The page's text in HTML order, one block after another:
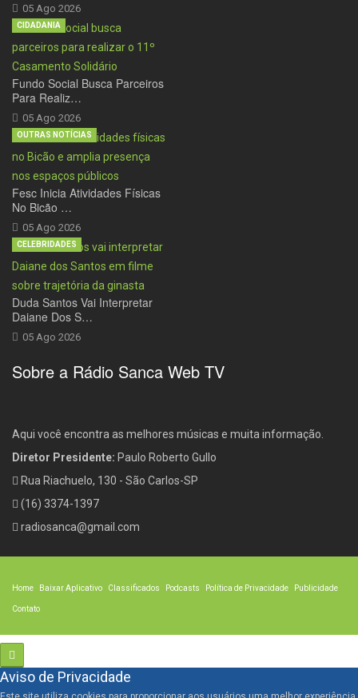
05 Ago 2026
Fundo Social Busca Parceiros
Para Realiz…
05 Ago 2026
CIDADANIA
Fesc Inicia Atividades Físicas
No Bicão …
05 Ago 2026
OUTRAS NOTÍCIAS
Duda Santos Vai Interpretar
Daiane Dos S…
05 Ago 2026
CELEBRIDADES
Sobre a Rádio Sanca Web TV
Aqui você encontra as melhores músicas e muita informação.
Diretor Presidente: Paulo Roberto Gullo
Rua Riachuelo, 130 - São Carlos-SP
(16) 3374-1397
radiosanca@gmail.com
Home Baixar Aplicativo Classificados Podcasts Política de Privacidade Publicidade
Contato
Aviso de Privacidade